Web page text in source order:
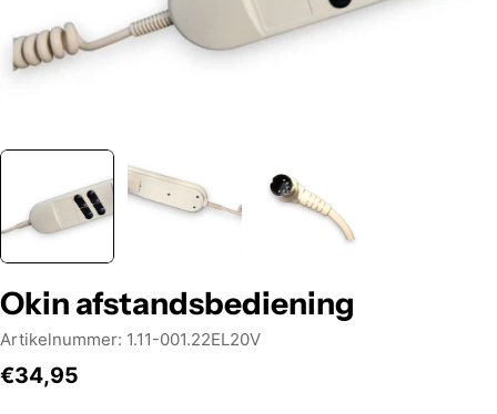
Okin afstandsbediening
Artikelnummer: 1.11-001.22EL20V
Normale
€34,95